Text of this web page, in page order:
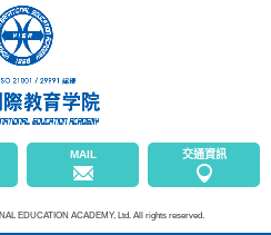
MAIL 交通資訊
EDUCATION ACADEMY, Ltd. All rights reserved.